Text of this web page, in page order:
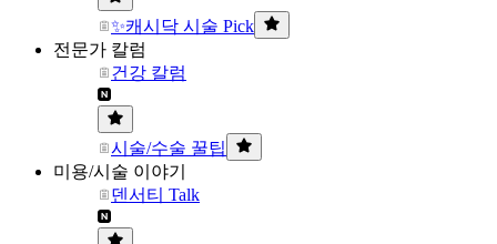
✨캐시닥 시술 Pick
전문가 칼럼
건강 칼럼
시술/수술 꿀팁
미용/시술 이야기
덴서티 Talk